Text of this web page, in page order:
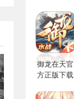
御龙在天官
方正版下载